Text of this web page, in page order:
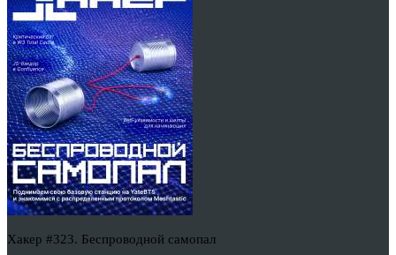
Хакер #323. Беспроводной самопал